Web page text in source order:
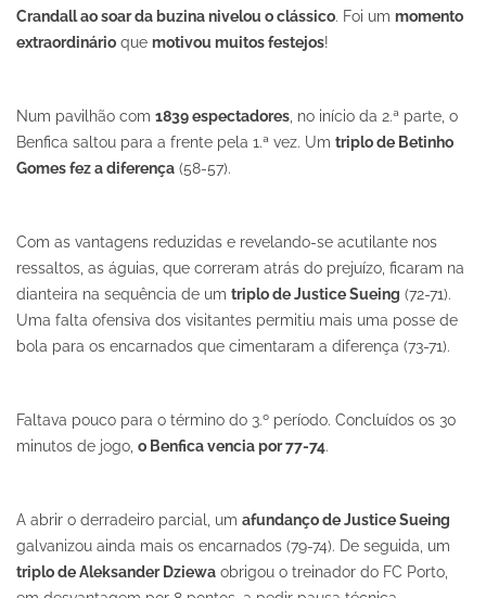
Crandall ao soar da buzina nivelou o clássico. Foi um momento
extraordinário que motivou muitos festejos!
Num pavilhão com 1839 espectadores , no início da 2.ª parte, o
Benfica saltou para a frente pela 1.ª vez. Um triplo de Betinho
Gomes fez a diferença (58-57).
Com as vantagens reduzidas e revelando-se acutilante nos
ressaltos, as águias, que correram atrás do prejuízo, ficaram na
dianteira na sequência de um triplo de Justice Sueing (72-71).
Uma falta ofensiva dos visitantes permitiu mais uma posse de
bola para os encarnados que cimentaram a diferença (73-71).
Faltava pouco para o término do 3.º período. Concluídos os 30
minutos de jogo, o Benfica vencia por 77-74.
A abrir o derradeiro parcial, um afundanço de Justice Sueing
galvanizou ainda mais os encarnados (79-74). De seguida, um
triplo de Aleksander Dziewa obrigou o treinador do FC Porto,